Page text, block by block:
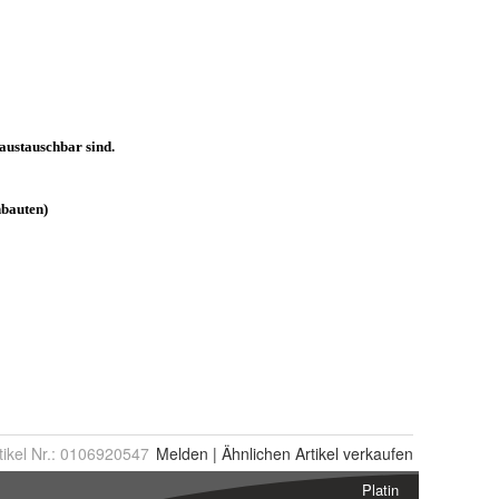
Nr.: 0106920547 Melden | Ähnlichen Artikel verkaufen
Platin